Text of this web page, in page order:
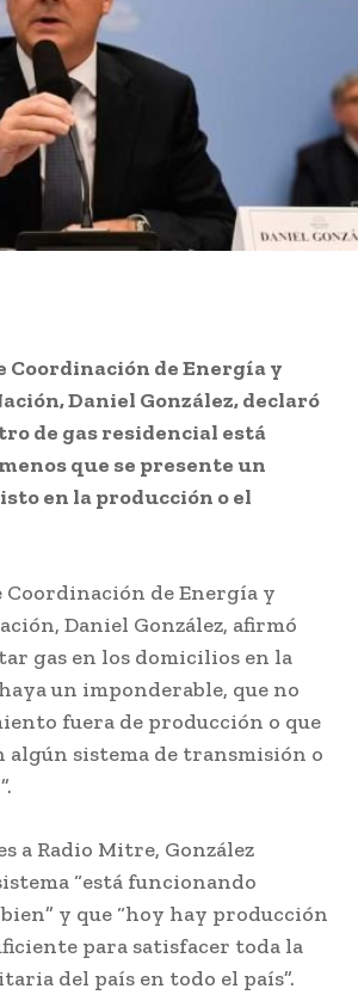
Coordinación de Energía y
Daniel González, declaró
de gas residencial está
que se presente un
en la producción o el
Coordinación de Energía y
Daniel González, afirmó
gas en los domicilios en la
un imponderable, que no
fuera de producción o que
algún sistema de transmisión o
a Radio Mitre, González
“está funcionando
y que “hoy hay producción
para satisfacer toda la
del país en todo el país”.